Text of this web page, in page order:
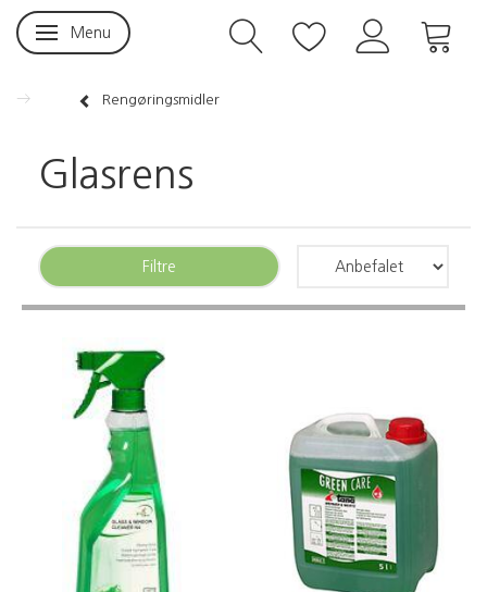
Skifte navigation
Menu
Rengøringsmidler
Glasrens
Filtre